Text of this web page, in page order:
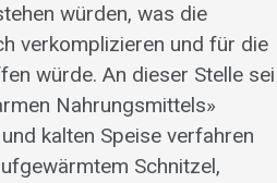
würden, was die
verkomplizieren und für die
würde. An dieser Stelle sei
Nahrungsmittels»
kalten Speise verfahren
Schnitzel,